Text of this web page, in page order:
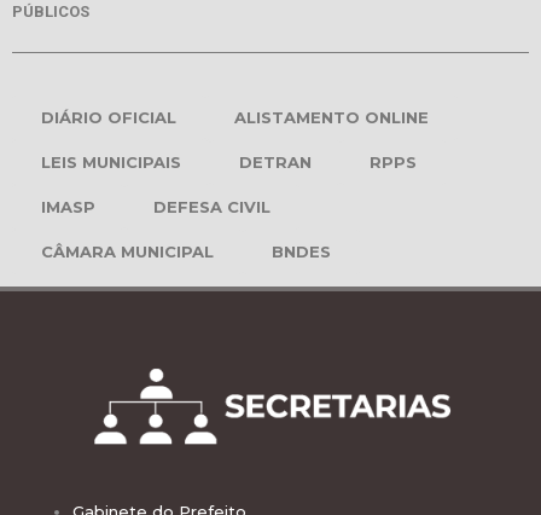
PÚBLICOS
DIÁRIO OFICIAL ALISTAMENTO ONLINE
LEIS MUNICIPAIS DETRAN RPPS
IMASP DEFESA CIVIL
CÂMARA MUNICIPAL BNDES